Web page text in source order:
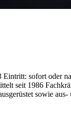
Eintritt: sofort oder
seit 1986
sowie